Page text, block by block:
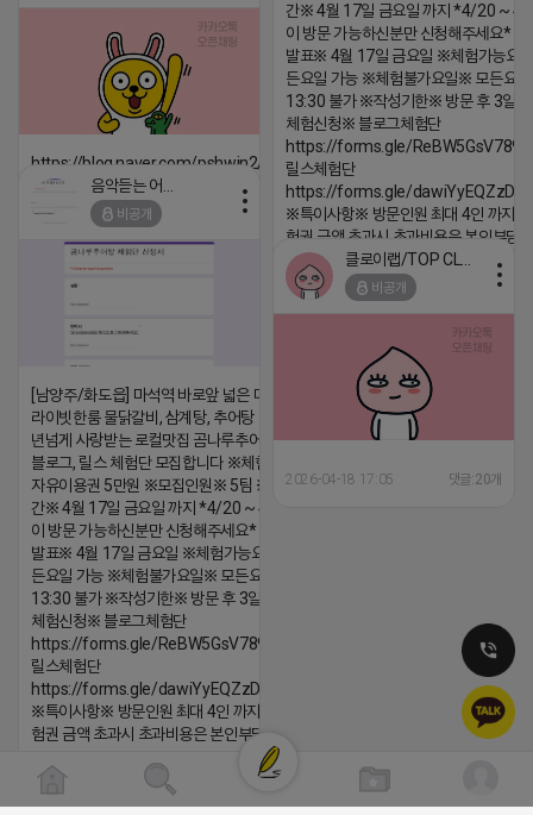
간※ 4월 17일 금요일 까지 *4/20 ~ 4/
이 방문 가능하신분만 신청해주세요* ※
발표※ 4월 17일 금요일 ※체험가능요
든요일 가능 ※체험불가요일※ 모든요
13:30 불가 ※작성기한※ 방문 후 3일
체험신청※ 블로그체험단
https://forms.gle/
릴스체험단
https://forms.gle/
※특이사항※ 방문인원 최대 4인 까지
험권 금액 초과시 초과비용은 본인부담
2026-04-18 17:13
https://blog.naver.com/pshwin2/224023970047
2026-04-18 17:12
비공개
[남양주/화도읍] 마석역 바로앞 넓은 매장과, 프
라이빗한룸 물닭갈비, 삼계탕, 추어탕 맛집 10
년넘게 사랑받는 로컬맛집 곰나루추어탕에서
블로그, 릴스 체험단 모집합니다 ※체험메뉴※
자유이용권 5만원 ※모집인원※ 5팀 ※모집기
간※ 4월 17일 금요일 까지 *4/20 ~ 4/26 사
이 방문 가능하신분만 신청해주세요* ※체험단
발표※ 4월 17일 금요일 ※체험가능요일※ 모
든요일 가능 ※체험불가요일※ 모든요일 12 ~
13:30 불가 ※작성기한※ 방문 후 3일 이내 ※
체험신청※ 블로그체험단
https://forms.gle/ReBW5GsV789ur2Pz6
릴스체험단
https://forms.gle/dawiYyEQZzDdqf8W8
※특이사항※ 방문인원 최대 4인 까지 가능 체
험권 금액 초과시 초과비용은 본인부담입니다.
2026-04-18 17:12
비공개
2026-04-18 17:05 댓글:20개